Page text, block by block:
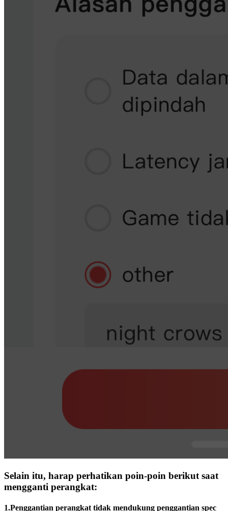
Selain itu, harap perhatikan poin-poin berikut saat
mengganti perangkat:
1.Penggantian perangkat tidak mendukung penggantian spec